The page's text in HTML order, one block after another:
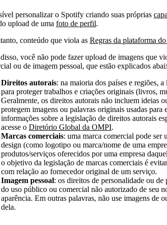
personalizar o Spotify criando suas próprias
upload de uma foto de perfil.
conteúdo que viola as Regras da plataforma
você não pode fazer upload de imagens que
ou de imagem pessoal, que estão explicados
Direitos autorais: na maioria dos países e regiões,
para proteger trabalhos e criações originais (livros,
Geralmente, os direitos autorais não incluem ideias
protegem imagens ou palavras originais usadas para
informações sobre a legislação de direitos autorais
acesse o Diretório Global da OMPI.
Marcas comerciais: uma marca comercial pode ser
design (como logotipo ou marca/nome de uma
produtos/serviços oferecidos por uma empresa
o objetivo da legislação de marcas comerciais é
com relação ao fornecedor original de um serviço.
Imagem pessoal: os direitos de personalidade ou
do uso público ou comercial não autorizado de seu
aparência. Em outras palavras, não use imagens de
dela.